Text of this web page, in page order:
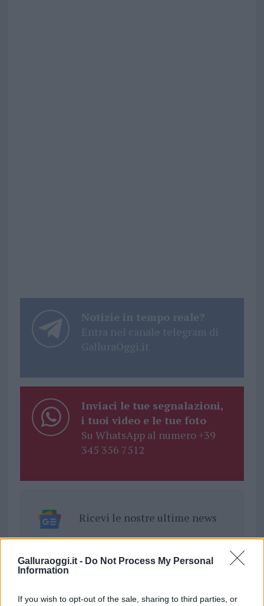
Galluraoggi.it - Do Not Process My Personal
Information
If you wish to opt-out of the sale, sharing to third parties, or
Notizie in tempo reale?
Entra nel canale telegram di
GalluraOggi.it
Inviaci le tue segnalazioni,
i tuoi video e le tue foto
Su WhatsApp al numero +39
345 356 7512
Ricevi le nostre ultime news
Condividi l'articolo